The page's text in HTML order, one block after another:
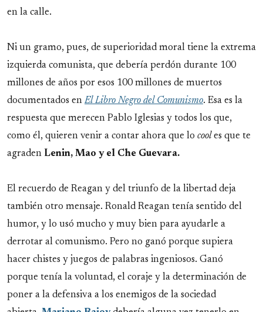
en la calle.
Ni un gramo, pues, de superioridad moral tiene la extrema
izquierda comunista, que debería perdón durante 100
millones de años por esos 100 millones de muertos
documentados en El Libro Negro del Comunismo. Esa es la
respuesta que merecen Pablo Iglesias y todos los que,
como él, quieren venir a contar ahora que lo cool es que te
agraden Lenin, Mao y el Che Guevara.
El recuerdo de Reagan y del triunfo de la libertad deja
también otro mensaje. Ronald Reagan tenía sentido del
humor, y lo usó mucho y muy bien para ayudarle a
derrotar al comunismo. Pero no ganó porque supiera
hacer chistes y juegos de palabras ingeniosos. Ganó
porque tenía la voluntad, el coraje y la determinación de
poner a la defensiva a los enemigos de la sociedad